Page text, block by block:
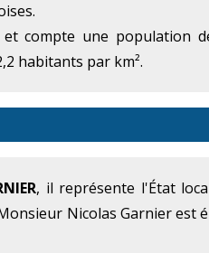
compte une population
habitants par km².
, il représente l'État
Nicolas Garnier est